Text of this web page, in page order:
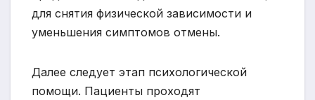
для снятия физической зависимости и
уменьшения симптомов отмены.
Далее следует этап психологической
помощи. Пациенты проходят